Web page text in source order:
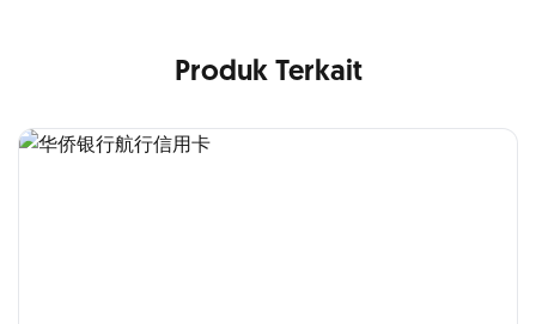
Produk Terkait